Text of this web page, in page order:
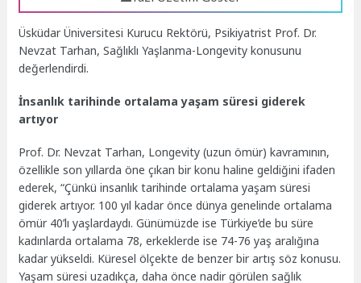
Üsküdar Üniversitesi Kurucu Rektörü, Psikiyatrist Prof. Dr.
Nevzat Tarhan, Sağlıklı Yaşlanma-Longevity konusunu
değerlendirdi.
İnsanlık tarihinde ortalama yaşam süresi giderek
artıyor
Prof. Dr. Nevzat Tarhan, Longevity (uzun ömür) kavramının,
özellikle son yıllarda öne çıkan bir konu haline geldiğini ifaden
ederek, “Çünkü insanlık tarihinde ortalama yaşam süresi
giderek artıyor. 100 yıl kadar önce dünya genelinde ortalama
ömür 40’lı yaşlardaydı. Günümüzde ise Türkiye’de bu süre
kadınlarda ortalama 78, erkeklerde ise 74-76 yaş aralığına
kadar yükseldi. Küresel ölçekte de benzer bir artış söz konusu.
Yaşam süresi uzadıkça, daha önce nadir görülen sağlık